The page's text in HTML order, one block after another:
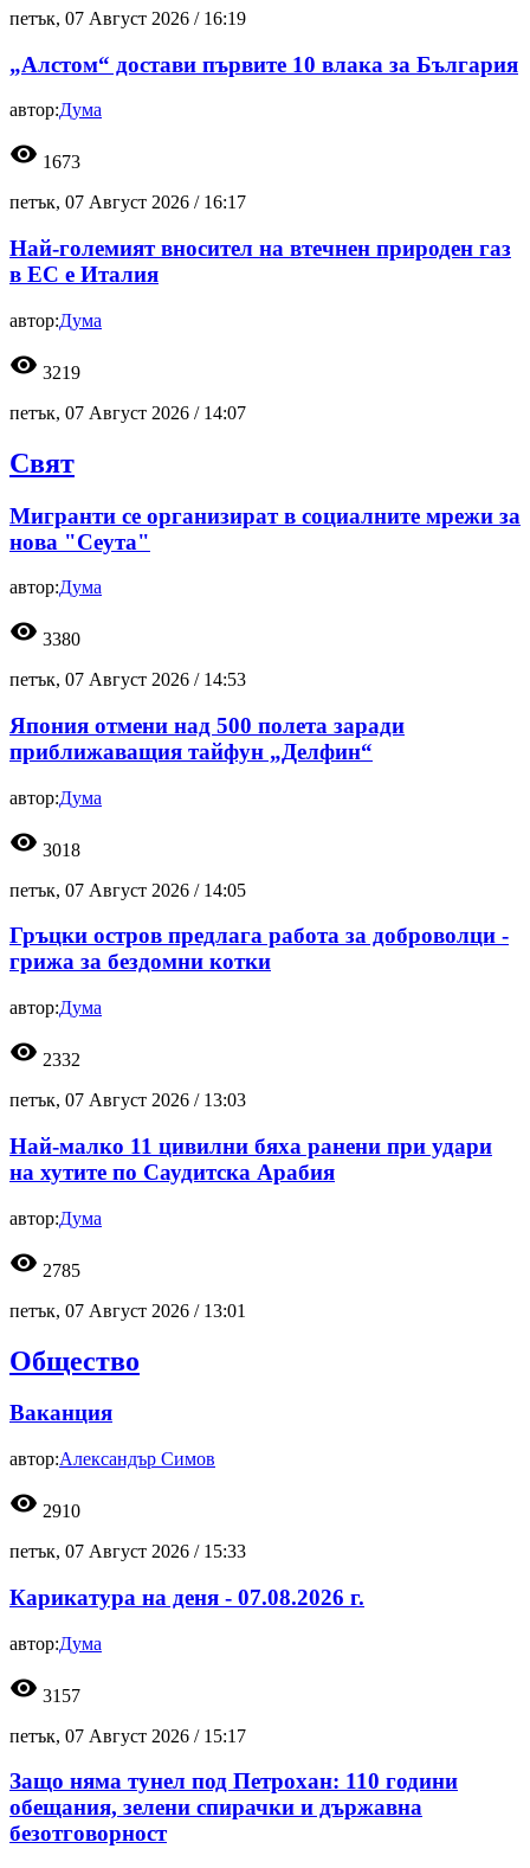
петък, 07 Август 2026 / 16:19
„Алстом“ достави първите 10 влака за България
автор:Дума
visibility 1673
петък, 07 Август 2026 / 16:17
Най-големият вносител на втечнен природен газ
в ЕС е Италия
автор:Дума
visibility 3219
петък, 07 Август 2026 / 14:07
Свят
Мигранти се организират в социалните мрежи за
нова "Сеута"
автор:Дума
visibility 3380
петък, 07 Август 2026 / 14:53
Япония отмени над 500 полета заради
приближаващия тайфун „Делфин“
автор:Дума
visibility 3018
петък, 07 Август 2026 / 14:05
Гръцки остров предлага работа за доброволци -
грижа за бездомни котки
автор:Дума
visibility 2332
петък, 07 Август 2026 / 13:03
Най-малко 11 цивилни бяха ранени при удари
на хутите по Саудитска Арабия
автор:Дума
visibility 2785
петък, 07 Август 2026 / 13:01
Общество
Ваканция
автор:Александър Симов
visibility 2910
петък, 07 Август 2026 / 15:33
Карикатура на деня - 07.08.2026 г.
автор:Дума
visibility 3157
петък, 07 Август 2026 / 15:17
Защо няма тунел под Петрохан: 110 години
обещания, зелени спирачки и държавна
безотговорност